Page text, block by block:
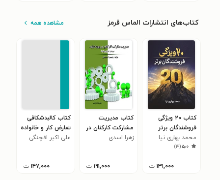
کتاب‌های انتشارات الماس قرمز مشاهده همه
کتاب ۲۰ ویژگی
فروشندگان برتر
محمد بهاری نیا
۵٫۰(۴)
۱۳۱,۰۰۰ ت
کتاب مدیریت
مشارکت کارکنان در
بهبود تولید
زهرا اسدی
۱۹۱,۰۰۰ ت
کتاب کالبدشکافی
تعارض کار و خانواده
علی اکبر افچنگی
۱۴۷,۰۰۰ ت